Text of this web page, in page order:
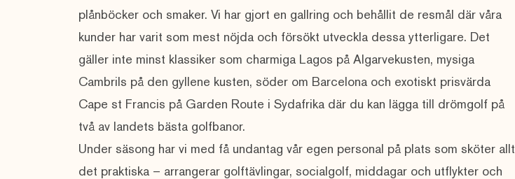
plånböcker och smaker. Vi har gjort en gallring och behållit de resmål där våra
kunder har varit som mest nöjda och försökt utveckla dessa ytterligare. Det
gäller inte minst klassiker som charmiga Lagos på Algarvekusten, mysiga
Cambrils på den gyllene kusten, söder om Barcelona och exotiskt prisvärda
Cape st Francis på Garden Route i Sydafrika där du kan lägga till drömgolf på
två av landets bästa golfbanor.
Under säsong har vi med få undantag vår egen personal på plats som sköter allt
det praktiska – arrangerar golftävlingar, socialgolf, middagar och utflykter och